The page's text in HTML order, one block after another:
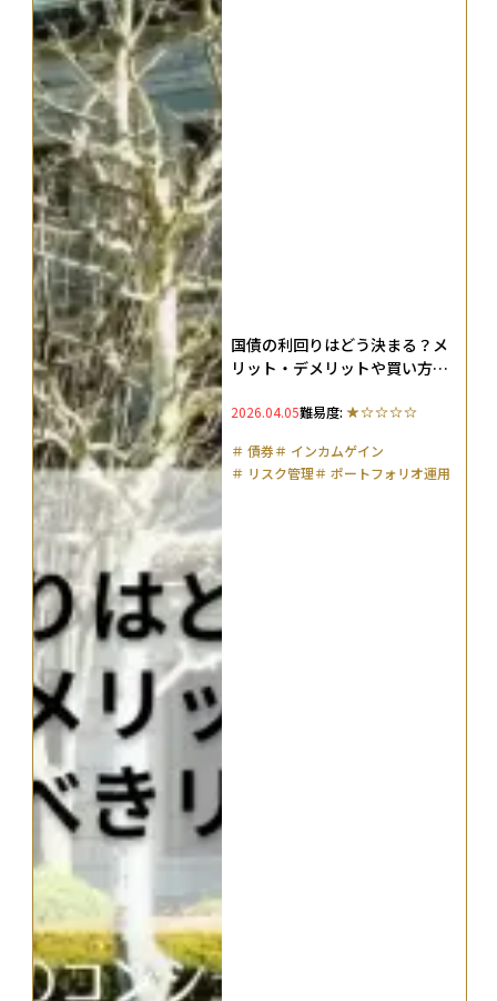
国債の利回りはどう決まる？メ
リット・デメリットや買い方、
2026.04.05難易度:
＃ 債券＃ インカムゲイン
＃ リスク管理＃ ポートフォリオ運用